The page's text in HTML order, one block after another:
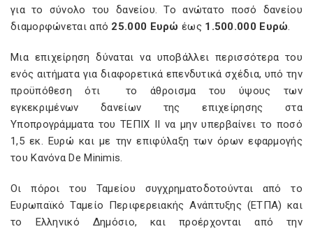
για το σύνολο του δανείου. Το ανώτατο ποσό δανείου
διαμορφώνεται από 25.000 Ευρώ έως 1.500.000 Ευρώ.
Μια επιχείρηση δύναται να υποβάλλει περισσότερα του
ενός αιτήματα για διαφορετικά επενδυτικά σχέδια, υπό την
προϋπόθεση ότι το άθροισμα του ύψους των
εγκεκριμένων δανείων της επιχείρησης στα
Υποπρογράμματα του ΤΕΠΙΧ ΙΙ να μην υπερβαίνει το ποσό
1,5 εκ. Ευρώ και με την επιφύλαξη των όρων εφαρμογής
του Κανόνα De Minimis.
Οι πόροι του Ταμείου συγχρηματοδοτούνται από το
Ευρωπαϊκό Ταμείο Περιφερειακής Ανάπτυξης (ΕΤΠΑ) και
το Ελληνικό Δημόσιο, και προέρχονται από την